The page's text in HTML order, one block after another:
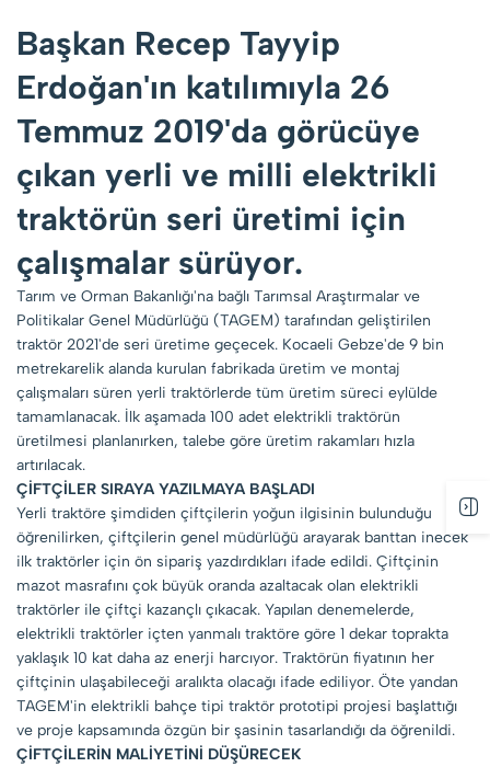
Başkan Recep Tayyip
Erdoğan'ın katılımıyla 26
Temmuz 2019'da görücüye
çıkan yerli ve milli elektrikli
traktörün seri üretimi için
çalışmalar sürüyor.
Tarım ve Orman Bakanlığı'na bağlı Tarımsal Araştırmalar ve
Politikalar Genel Müdürlüğü (TAGEM) tarafından geliştirilen
traktör 2021'de seri üretime geçecek. Kocaeli Gebze'de 9 bin
metrekarelik alanda kurulan fabrikada üretim ve montaj
çalışmaları süren yerli traktörlerde tüm üretim süreci eylülde
tamamlanacak. İlk aşamada 100 adet elektrikli traktörün
üretilmesi planlanırken, talebe göre üretim rakamları hızla
artırılacak.
ÇİFTÇİLER SIRAYA YAZILMAYA BAŞLADI
Yerli traktöre şimdiden çiftçilerin yoğun ilgisinin bulunduğu
öğrenilirken, çiftçilerin genel müdürlüğü arayarak banttan inecek
ilk traktörler için ön sipariş yazdırdıkları ifade edildi. Çiftçinin
mazot masrafını çok büyük oranda azaltacak olan elektrikli
traktörler ile çiftçi kazançlı çıkacak. Yapılan denemelerde,
elektrikli traktörler içten yanmalı traktöre göre 1 dekar toprakta
yaklaşık 10 kat daha az enerji harcıyor. Traktörün fiyatının her
çiftçinin ulaşabileceği aralıkta olacağı ifade ediliyor. Öte yandan
TAGEM'in elektrikli bahçe tipi traktör prototipi projesi başlattığı
ve proje kapsamında özgün bir şasinin tasarlandığı da öğrenildi.
ÇİFTÇİLERİN MALİYETİNİ DÜŞÜRECEK